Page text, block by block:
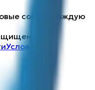
советы каждую
Условия